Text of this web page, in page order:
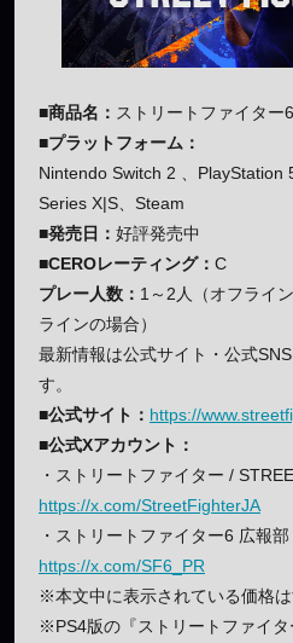
■商品名： ストリートファイター6
■プラットフォーム：
Nintendo Switch 2 、PlayStation
Series X|S、Steam
■発売日： 好評発売中
■CEROレーティング： C
プレー人数： 1～2人（オフライ
ラインの場合）
最新情報は公式サイト・公式
す。
■公式サイト： https://
■公式Xアカウント：
・ストリートファイター /
https://x.com/StreetFighterJA
・ストリートファイター6 広報部
https://x.com/SF6_PR
※本文中に表示されている価格は
※PS4版の『ストリートファイ